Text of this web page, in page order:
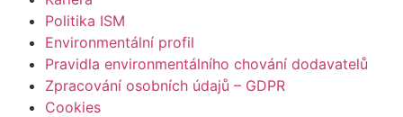
Politika ISM
Environmentální profil
Pravidla environmentálního chování dodavatelů
Zpracování osobních údajů – GDPR
Cookies